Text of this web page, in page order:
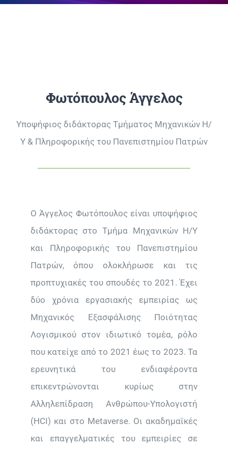
Φωτόπουλος Άγγελος
Υποψήφιος διδάκτορας Τμήματος Μηχανικών Η/
Υ & Πληροφορικής του Πανεπιστημίου Πατρών
Ο Άγγελος Φωτόπουλος είναι υποψήφιος
διδάκτορας στο Τμήμα Μηχανικών Η/Υ
και Πληροφορικής του Πανεπιστημίου
Πατρών, όπου ολοκλήρωσε και τις
προπτυχιακές του σπουδές το 2021. Έχει
δύο χρόνια εργασιακής εμπειρίας ως
Μηχανικός Εξασφάλισης Ποιότητας
Λογισμικού στον ιδιωτικό τομέα, ρόλο
που κατείχε από το 2021 έως το 2023. Τα
ερευνητικά του ενδιαφέροντα
επικεντρώνονται κυρίως στην
Αλληλεπίδραση Ανθρώπου-Υπολογιστή
(HCI) και στο Metaverse. Οι ακαδημαϊκές
και επαγγελματικές του εμπειρίες σε